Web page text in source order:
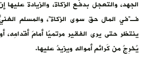
الجهد، والتعجل بدفْع الزكاة، والزيادة
فـ”في المال حق سوى الزكاة”، والمسلم
ينتظر حتى يرى الفقير مرتميًا أمامَ أقدامِه،
يُخرِجُ من كَرائم أمواله ويزيدُ عليها.